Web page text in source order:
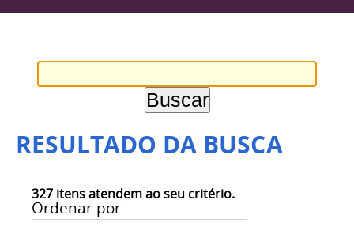
RESULTADO DA BUSCA
327 itens atendem ao seu critério.
Ordenar por